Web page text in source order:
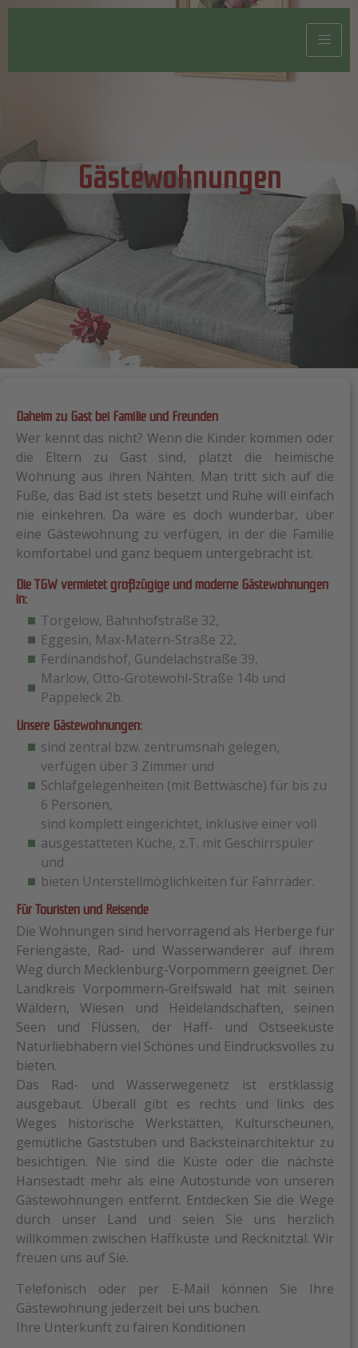
Gästewohnungen
Daheim zu Gast bei Familie und Freunden
Wer kennt das nicht? Wenn die Kinder kommen oder
die Eltern zu Gast sind, platzt die heimische
Wohnung aus ihren Nähten. Man tritt sich auf die
Füße, das Bad ist stets besetzt und Ruhe will einfach
nie einkehren. Da wäre es doch wunderbar, über
eine Gästewohnung zu verfügen, in der die Familie
komfortabel und ganz bequem untergebracht ist.
Die TGW vermietet großzügige und moderne Gästewohnungen
in:
Torgelow, Bahnhofstraße 32,
Eggesin, Max-Matern-Straße 22,
Ferdinandshof, Gundelachstraße 39,
Marlow, Otto-Grotewohl-Straße 14b und
Pappeleck 2b.
Unsere Gästewohnungen:
sind zentral bzw. zentrumsnah gelegen,
verfügen über 3 Zimmer und
Schlafgelegenheiten (mit Bettwäsche) für bis zu
6 Personen,
sind komplett eingerichtet, inklusive einer voll
ausgestatteten Küche, z.T. mit Geschirrspüler
und
bieten Unterstellmöglichkeiten für Fahrräder.
Für Touristen und Reisende
Die Wohnungen sind hervorragend als Herberge für
Feriengäste, Rad- und Wasserwanderer auf ihrem
Weg durch Mecklenburg-Vorpommern geeignet. Der
Landkreis Vorpommern-Greifswald hat mit seinen
Wäldern, Wiesen und Heidelandschaften, seinen
Seen und Flüssen, der Haff- und Ostseeküste
Naturliebhabern viel Schönes und Eindrucksvolles zu
bieten.
Das Rad- und Wasserwegenetz ist erstklassig
ausgebaut. Überall gibt es rechts und links des
Weges historische Werkstätten, Kulturscheunen,
gemütliche Gaststuben und Backsteinarchitektur zu
besichtigen. Nie sind die Küste oder die nächste
Hansestadt mehr als eine Autostunde von unseren
Gästewohnungen entfernt. Entdecken Sie die Wege
durch unser Land und seien Sie uns herzlich
willkommen zwischen Haffküste und Recknitztal. Wir
freuen uns auf Sie.
Telefonisch oder per E-Mail können Sie Ihre
Gästewohnung jederzeit bei uns buchen.
Ihre Unterkunft zu fairen Konditionen